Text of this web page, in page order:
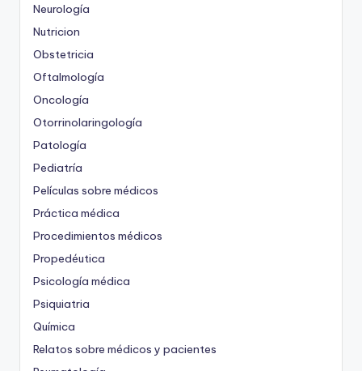
Neurología
Nutricion
Obstetricia
Oftalmología
Oncología
Otorrinolaringología
Patología
Pediatría
Películas sobre médicos
Práctica médica
Procedimientos médicos
Propedéutica
Psicología médica
Psiquiatria
Química
Relatos sobre médicos y pacientes